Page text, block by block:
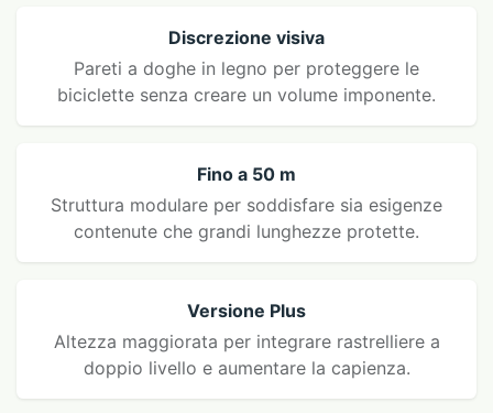
Discrezione visiva
Pareti a doghe in legno per proteggere le
biciclette senza creare un volume imponente.
Fino a 50 m
Struttura modulare per soddisfare sia esigenze
contenute che grandi lunghezze protette.
Versione Plus
Altezza maggiorata per integrare rastrelliere a
doppio livello e aumentare la capienza.